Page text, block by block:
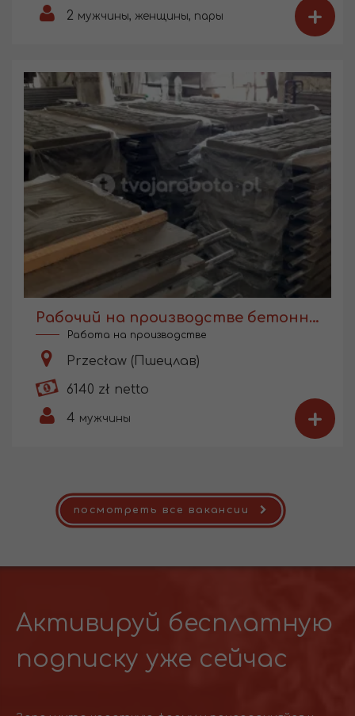
2 мужчины, женщины, пары +
Рабочий на производстве бетонных ограждений
Работа на производстве
Przecław (Пшецлав)
6140 zł netto
4 мужчины +
посмотреть все вакансии
Активируй бесплатную
подписку уже сейчас